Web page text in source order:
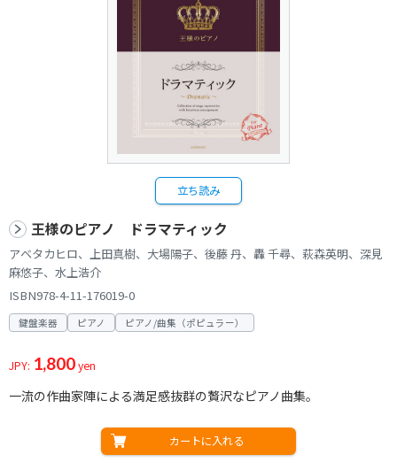
立ち読み
王様のピアノ ドラマティック
アベタカヒロ、上田真樹、大場陽子、後藤 丹、轟 千尋、萩森英明、深見
麻悠子、水上浩介
ISBN978-4-11-176019-0
鍵盤楽器 ピアノ ピアノ/曲集（ポピュラー）
JPY: 1,800yen
一流の作曲家陣による満足感抜群の贅沢なピアノ曲集。
カートに入れる